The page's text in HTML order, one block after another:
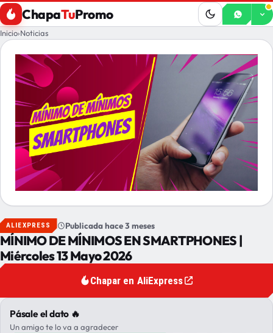
ChapaTuPromo
Inicio›Noticias
ALIEXPRESS Publicada hace 3 meses
MÍNIMO DE MÍNIMOS EN SMARTPHONES |
Miércoles 13 Mayo 2026
Chapar en AliExpress
Pásale el dato 🔥
Un amigo te lo va a agradecer